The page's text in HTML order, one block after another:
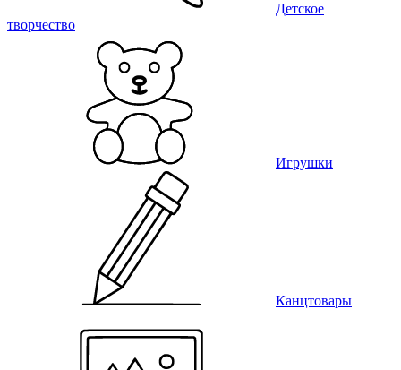
Детское
творчество
Игрушки
Канцтовары